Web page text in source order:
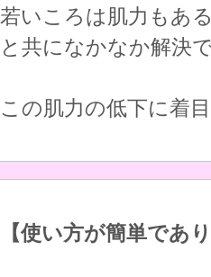
若いころは肌力もあ
と共になかなか解決
この肌力の低下に着
【使い方が簡単であ